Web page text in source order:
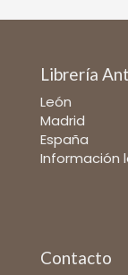
Librería
León
Madrid
España
Información
Contacto